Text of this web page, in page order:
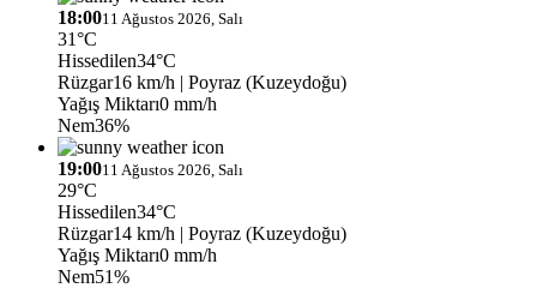
18:0011 Ağustos 2026, Salı
31°C
Hissedilen34°C
Rüzgar16 km/h | Poyraz (Kuzeydoğu)
Yağış Miktarı0 mm/h
Nem36%
19:0011 Ağustos 2026, Salı
29°C
Hissedilen34°C
Rüzgar14 km/h | Poyraz (Kuzeydoğu)
Yağış Miktarı0 mm/h
Nem51%